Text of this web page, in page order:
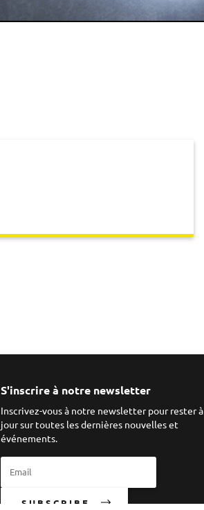
S'inscrire à notre newsletter
Inscrivez-vous à notre newsletter pour rester à
jour sur toutes les dernières nouvelles et
événements.
SUBSCRIBE